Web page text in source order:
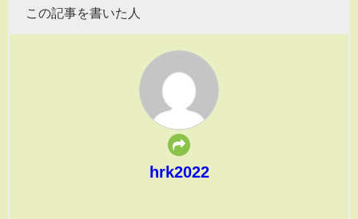
この記事を書いた人
hrk2022